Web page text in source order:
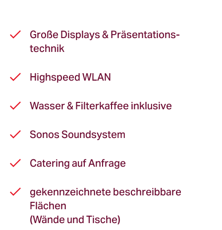
Große Displays & Präsentations­
technik
Highspeed WLAN
Wasser & Filterkaffee inklusive
Sonos Soundsystem
Catering auf Anfrage
gekennzeichnete beschreibbare
Flächen
(Wände und Tische)